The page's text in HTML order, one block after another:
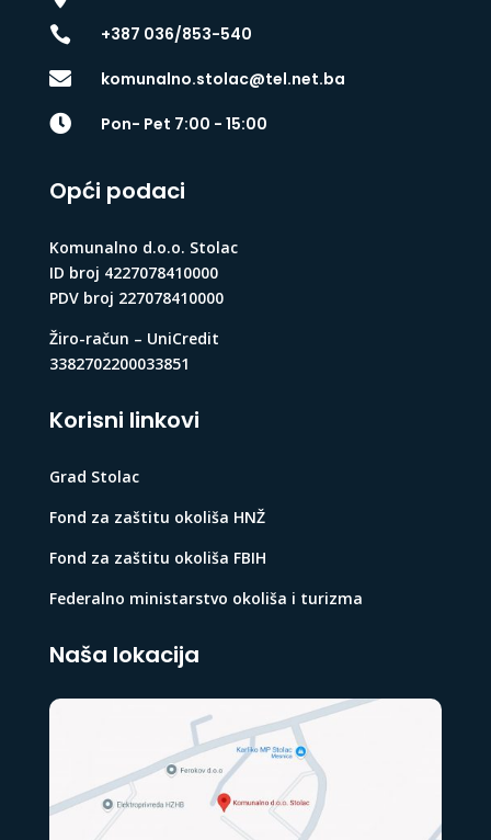

+387 036/853-540
 komunalno.stolac@tel.net.ba
 Pon- Pet 7:00 - 15:00
Opći podaci
Komunalno d.o.o. Stolac
ID broj 4227078410000
PDV broj 227078410000
Žiro-račun – UniCredit
3382702200033851
Korisni linkovi
Grad Stolac
Fond za zaštitu okoliša HNŽ
Fond za zaštitu okoliša FBIH
Federalno ministarstvo okoliša i turizma
Naša lokacija